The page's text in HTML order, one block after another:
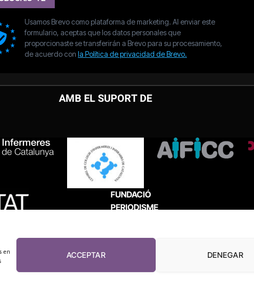
en
ACCEPTAR DENEGAR
AMB EL SUPORT DE
FUNDACIÓ
PERIODISME